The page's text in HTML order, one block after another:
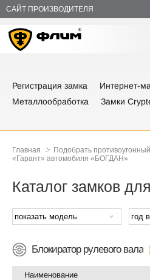
САЙТ ПРОИЗВОДИТЕЛЯ
Регистрация замка
Интернет-
Металлообработка
Замки
Главная > Подобрать
«Гарант» автомобиля «БОГДАН»
Каталог замков
Блокиратор рулевого вала
Наименование